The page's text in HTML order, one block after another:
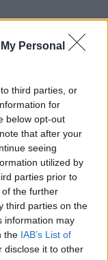
Personal
third parties, or
for
below opt-out
that after your
seeing
utilized by
parties prior to
the further
third parties on the
information may
the IAB’s List of
disclose it to other